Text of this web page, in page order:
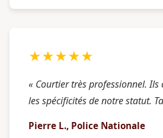
★★★★★
« Courtier très professionnel. Ils
les spécificités de notre statut.
Pierre L., Police Nationale